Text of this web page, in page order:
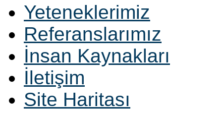
Yeteneklerimiz
Referanslarımız
İnsan Kaynakları
İletişim
Site Haritası